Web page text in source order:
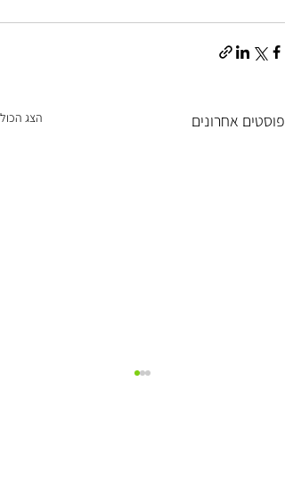
פוסטים אחרונים הצג הכול